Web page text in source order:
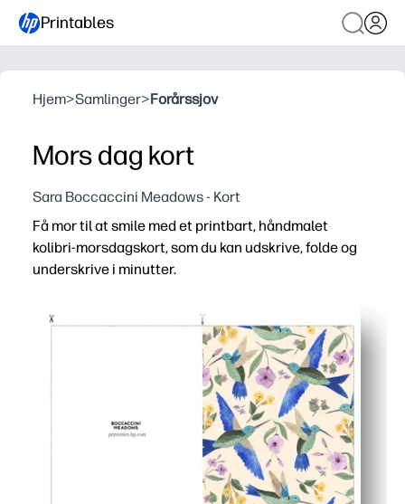
Printables
Hjem>Samlinger>Forårssjov
Mors dag kort
Sara Boccaccini Meadows - Kort
Få mor til at smile med et printbart, håndmalet
kolibri-morsdagskort, som du kan udskrive, folde og
underskrive i minutter.
Nul forberedelse - bare udskriv på brev eller karton,
Mindesmærke design - levende kolibri og blomster ser
Kan tilpasses - tom indeni til en besked, underskrifter
Velegnet til klasseværelset og hjemmet - hurtig